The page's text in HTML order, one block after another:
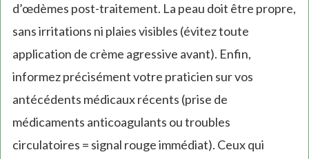
d’œdèmes post-traitement. La peau doit être propre,
sans irritations ni plaies visibles (évitez toute
application de crème agressive avant). Enfin,
informez précisément votre praticien sur vos
antécédents médicaux récents (prise de
médicaments anticoagulants ou troubles
circulatoires = signal rouge immédiat). Ceux qui